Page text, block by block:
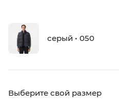
серый • 050
Выберите свой размер